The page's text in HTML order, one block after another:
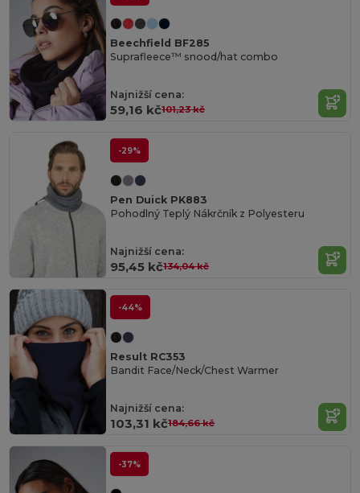
Beechfield BF285
Suprafleece™ snood/hat combo
Najnižší cena:
59,16 kč101,23 kč
-29%
Pen Duick PK883
Pohodlný Teplý Nákrčník z Polyesteru
Najnižší cena:
95,45 kč134,04 kč
-44%
Result RC353
Bandit Face/Neck/Chest Warmer
Najnižší cena:
103,31 kč184,66 kč
-37%